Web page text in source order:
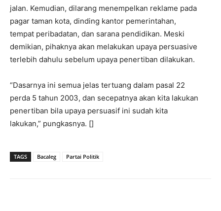
jalan. Kemudian, dilarang menempelkan reklame pada
pagar taman kota, dinding kantor pemerintahan,
tempat peribadatan, dan sarana pendidikan. Meski
demikian, pihaknya akan melakukan upaya persuasive
terlebih dahulu sebelum upaya penertiban dilakukan.
“Dasarnya ini semua jelas tertuang dalam pasal 22
perda 5 tahun 2003, dan secepatnya akan kita lakukan
penertiban bila upaya persuasif ini sudah kita
lakukan,” pungkasnya. []
TAGS Bacaleg Partai Politik